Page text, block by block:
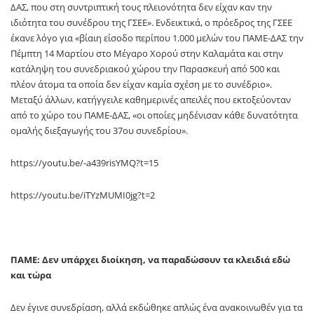
ΔΑΣ, που στη συντριπτική τους πλειονότητα δεν είχαν καν την
ιδιότητα του συνέδρου της ΓΣΕΕ». Ενδεικτικά, ο πρόεδρος της ΓΣΕΕ
έκανε λόγο για «βίαιη είσοδο περίπου 1.000 μελών του ΠΑΜΕ-ΔΑΣ την
Πέμπτη 14 Μαρτίου στο Μέγαρο Χορού στην Καλαμάτα και στην
κατάληψη του συνεδριακού χώρου την Παρασκευή από 500 και
πλέον άτομα τα οποία δεν είχαν καμία σχέση με το συνέδριο».
Μεταξύ άλλων, κατήγγειλε καθημερινές απειλές που εκτοξεύονταν
από το χώρο του ΠΑΜΕ-ΔΑΣ, «οι οποίες μηδένισαν κάθε δυνατότητα
ομαλής διεξαγωγής του 37ου συνεδρίου».
https://youtu.be/-a439risYMQ?t=15
https://youtu.be/iTYzMUMI0jg?t=2
ΠΑΜΕ: Δεν υπάρχει διοίκηση, να παραδώσουν τα κλειδιά εδώ
και τώρα
Δεν έγινε συνεδρίαση, αλλά εκδώθηκε απλώς ένα ανακοινωθέν για τα